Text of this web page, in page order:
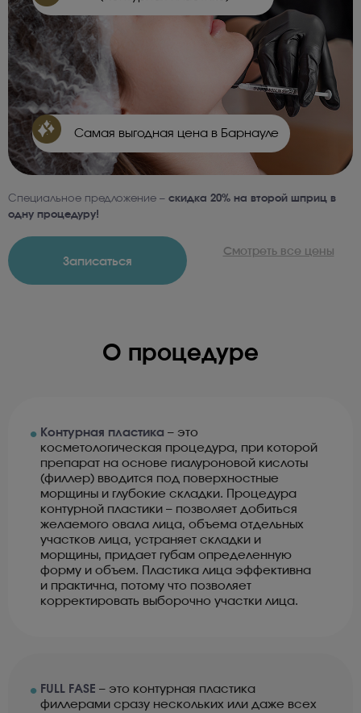
Самая выгодная цена в Барнауле
Специальное предложение – скидка 20% на второй шприц в
одну процедуру!
Записаться
Смотреть все цены
О процедуре
• Контурная пластика – это
косметологическая процедура, при которой
препарат на основе гиалуроновой кислоты
(филлер) вводится под поверхностные
морщины и глубокие складки. Процедура
контурной пластики – позволяет добиться
желаемого овала лица, объема отдельных
участков лица, устраняет складки и
морщины, придает губам определенную
форму и объем. Пластика лица эффективна
и практична, потому что позволяет
корректировать выборочно участки лица.
• FULL FASE – это контурная пластика
филлерами сразу нескольких или даже всех